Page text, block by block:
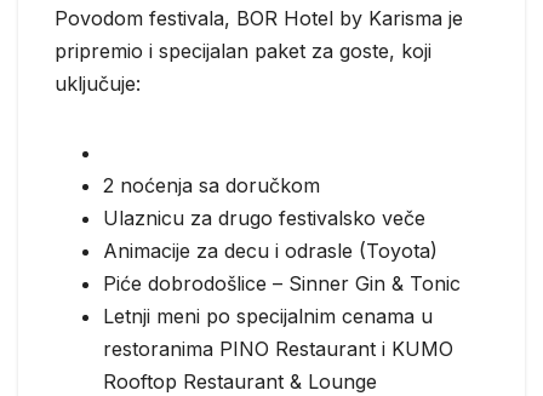
Povodom festivala, BOR Hotel by Karisma je
pripremio i specijalan paket za goste, koji
uključuje:
2 noćenja sa doručkom
Ulaznicu za drugo festivalsko veče
Animacije za decu i odrasle (Toyota)
Piće dobrodošlice – Sinner Gin & Tonic
Letnji meni po specijalnim cenama u
restoranima PINO Restaurant i KUMO
Rooftop Restaurant & Lounge